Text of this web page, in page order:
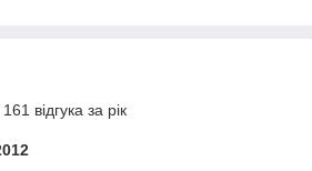
відгука за рік